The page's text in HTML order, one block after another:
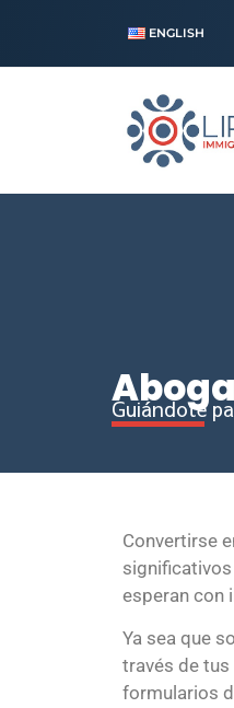
ENGLISH
Guiándote
Convertirse
esperan con
Ya sea que
través de
formularios